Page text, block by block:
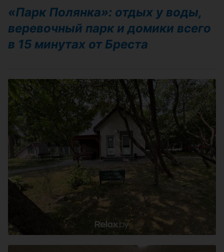
«Парк Полянка»: отдых у воды,
веревочный парк и домики всего
в 15 минутах от Бреста